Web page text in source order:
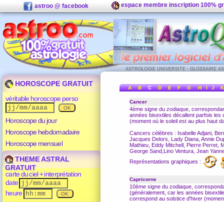
astroo @ facebook espace membre inscription 100%
ASTROLOGIE UNIVERSITE : GLOSSAIRE
HOROSCOPE GRATUIT
véritable horoscope perso
Horoscope du jour
Horoscope hebdomadaire
Horoscope mensuel
THEME ASTRAL
GRATUIT
carte du ciel + interprétation
date
heure
A B C D E F G H I J K
Cancer
4ème signe du zodiaque ,
années bisextiles décallent parfois
(moment où le soleil est au plus haut
Cancers célèbres : Isabelle Adjani,
Jacques Delors, Lady Diana, Annie
Mathieu, Eddy Mitchell, Pierre Perret,
George Sand,Lino Ventura, Jean
Représentations graphiques :
Capricorne
10ème signe du zodiaque ,
(généralement, car les années
correspond au solstice d'hiver